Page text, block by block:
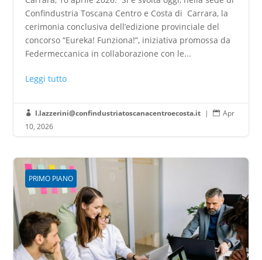
Confindustria Toscana Centro e Costa di Carrara, la
cerimonia conclusiva dell’edizione provinciale del
concorso “Eureka! Funziona!”, iniziativa promossa da
Federmeccanica in collaborazione con le...
Leggi tutto
 l.lazzerini@confindustriatoscanacentroecosta.it |  Apr
10, 2026
PRIMO PIANO